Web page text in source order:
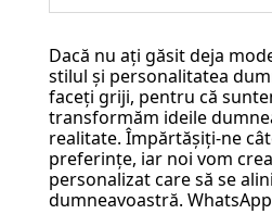
Dacă nu ați găsit deja
stilul și personalitatea
faceți griji, pentru că
transformăm ideile
realitate. Împărtășiți-ne
preferințe, iar noi vom
personalizat care să se
dumneavoastră.